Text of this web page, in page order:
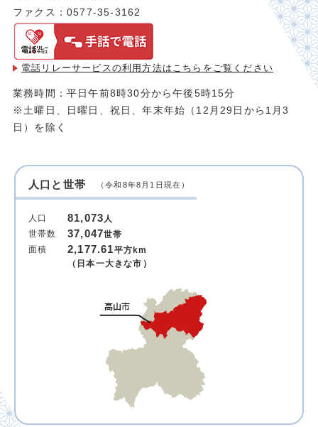
ファクス：0577-35-3162
電話リレーサービスの利用方法は こちらをご覧ください
業務時間：平日午前8時30分から午後5時15分
※土曜日、日曜日、祝日、年末年始（12月29日から1月3
日）を除く
人口と世帯 （令和8年8月1日現在）
人口 81,073人
世帯数
37,047世帯
面積
2,177.61平方km
（日本一大きな市）